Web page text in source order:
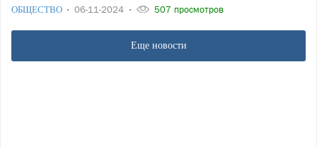
ОБЩЕСТВО 06-11-2024 507 просмотров
Еще новости